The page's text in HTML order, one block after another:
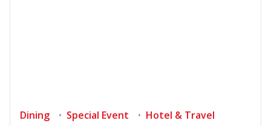
Dining Special Event Hotel & Travel